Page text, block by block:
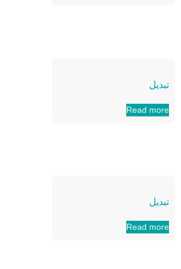
تبدیل
Read more
تبدیل
Read more